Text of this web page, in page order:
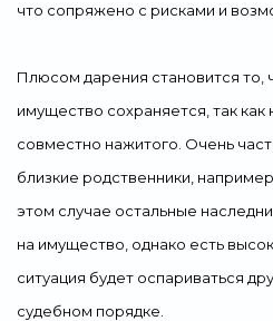
что сопряжено с рисками и
Плюсом дарения становится то,
имущество сохраняется, так как
совместно нажитого. Очень
близкие родственники,
этом случае остальные
на имущество, однако есть
ситуация будет оспариваться
судебном порядке.